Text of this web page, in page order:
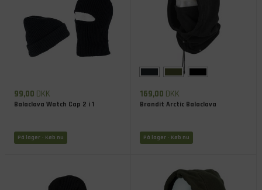
99,00 DKK
Balaclava Watch Cap 2 i 1
På lager - Køb nu
169,00 DKK
Brandit Arctic Balaclava
På lager - Køb nu